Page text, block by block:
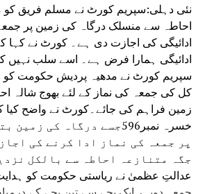
نئی دہلی:سپریم کورٹ نے مسلم فریق کو
احاطہ سے منسلک درگاہ کی زمین پر
ادائیگی کی اجازت دی ہے۔ کورٹ نے
ادائیگی ہمارا فرض ہے۔ اسے سلب نہیں
سپریم کورٹ نے مدھیہ پردیش حکومت
کل کی جمعہ کی نماز کے لئے بھوج شالہ
زمین فراہم کی جائے۔کورٹ نے واضح
خسرہ نمبر596جسے درگاہ کی
پر جمعہ کی نماز ادا کرنے کی
جگہ متنازعہ احاطہ سے بالکل
عدالتِ عظمیٰ نے ریاستی حکومت کو